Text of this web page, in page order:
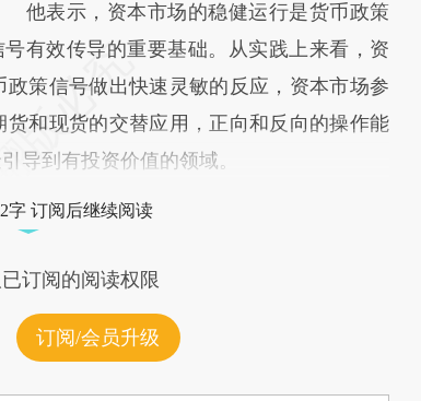
表示，资本市场的稳健运行是货币政策
号有效传导的重要基础。从实践上来看，资
策信号做出快速灵敏的反应，资本市场参
和现货的交替应用，正向和反向的操作能
导到有投资价值的领域。
字 订阅后继续阅读
订阅的阅读权限
订阅/会员升级